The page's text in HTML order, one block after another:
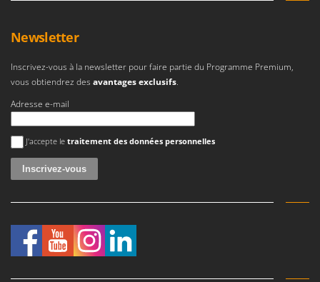
Newsletter
Inscrivez-vous à la newsletter pour faire partie du Programme Premium,
vous obtiendrez des avantages exclusifs.
Adresse e-mail
Une erreur est survenue
J'accepte le traitement des données personnelles